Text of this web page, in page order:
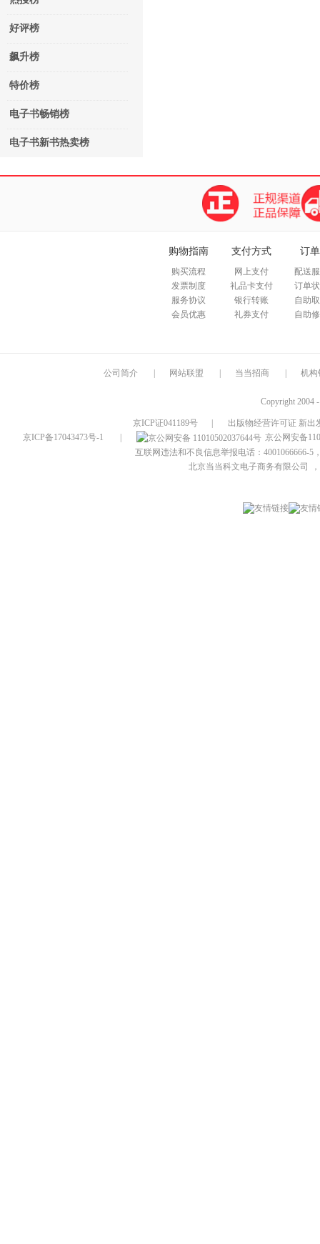
好评榜
飙升榜
特价榜
电子书畅销榜
电子书新书热卖榜
购物指南
购买流程
发票制度
服务协议
会员优惠
支付方式
网上支付
礼品卡支付
银行转账
礼券支付
订
配送
订单
自助
自助
公司简介 网站联盟 当当招商 机构
Copyright 2004
京ICP证041189号
出版物经营许可证 新出
京ICP备17043473号-1
京公网安备
互联网违法和不良信息举报电话：4001066666-5
北京当当科文电子商务有限公司